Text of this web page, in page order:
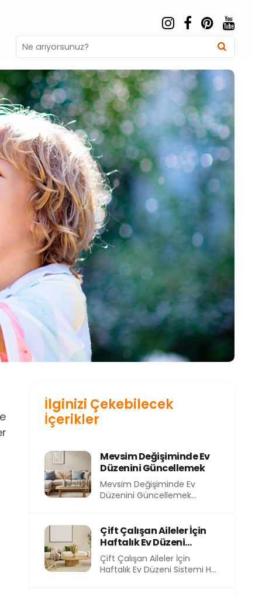
Search
for:
İlginizi Çekebilecek
İçerikler
Mevsim Değişiminde Ev
Düzenini Güncellemek
Mevsim Değişiminde Ev
Düzenini Güncellemek
evimizin içindeki atmosfer
de...
Çift Çalışan Aileler İçin
Haftalık Ev Düzeni
Sistemi
Çift Çalışan Aileler İçin
Haftalık Ev Düzeni Sistemi Her